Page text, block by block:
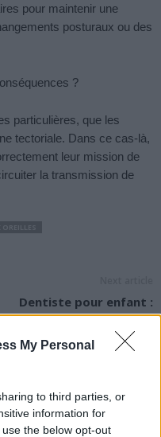
My Personal
to third parties, or
information for
the below opt-out
pour maintenir une
posturaux ou des
?
particulières, que les
tectoriale. Dans ce cas-là,
leur mission de
la transmission de
Dentiste pour enfant :
combien coûte la
consultation ?